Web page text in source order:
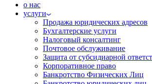
о нас
услуги
Продажа юридических адресов
Бухгалтерские услуги
Налоговый консалтинг
Почтовое обслуживание
Защита от субсидиарной
Корпоративное право
Банкротство Физических Лиц